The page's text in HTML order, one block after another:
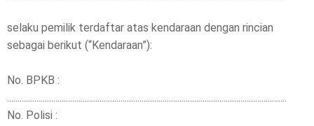
selaku pemilik terdaftar atas kendaraan dengan rincian
sebagai berikut (“Kendaraan”):
No. BPKB :
.....................................................................................................................................
No. Polisi :